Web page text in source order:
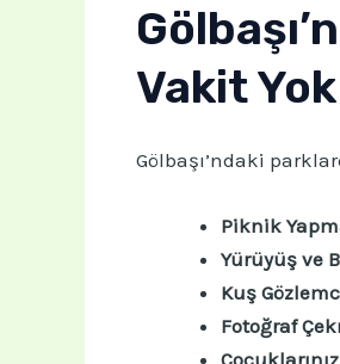
Vakit
Gölbaşı’ndaki
Piknik
Yürüyüş ve
Kuş
Fotoğraf